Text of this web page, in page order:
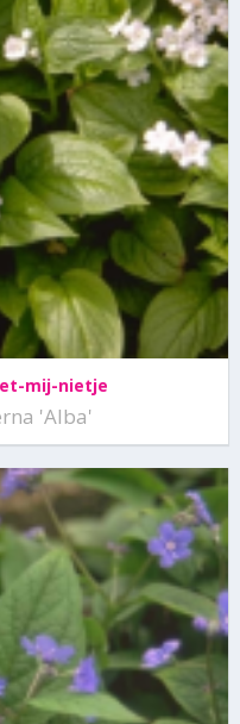
mij-nietje
'Alba'